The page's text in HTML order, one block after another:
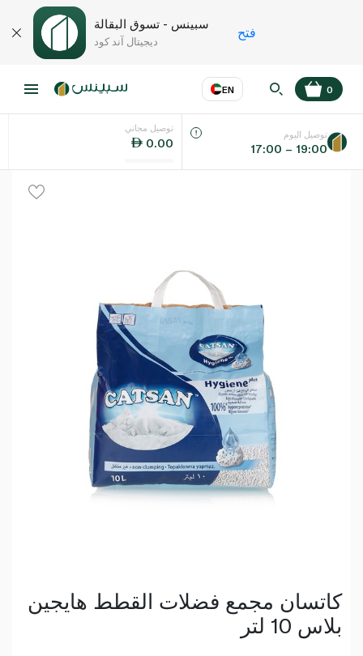
سبينس - تسوق البقالة
ديجيتال آند كود
فتح
EN
اللغة عر
0
توصيل مجاني
0.00
توصيل اليوم
17:00 – 19:00
كاتسان مجمع فضلات القطط هايجين
بلاس 10 لتر